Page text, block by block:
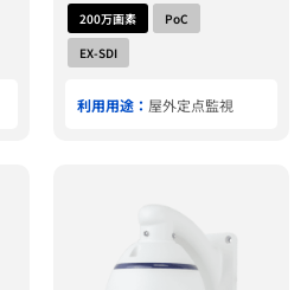
200万画素
PoC
EX-SDI
利用用途： 屋外定点監視